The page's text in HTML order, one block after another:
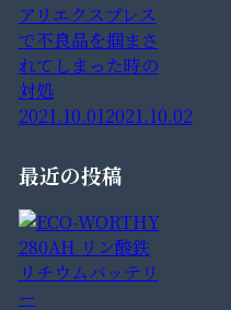
アリエクスプレス
で不良品を掴まさ
れてしまった時の
対処
2021.10.012021.10.02
最近の投稿